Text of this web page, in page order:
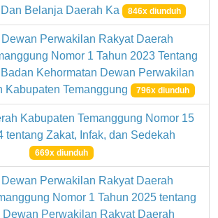
Belanja Daerah Ka
846x diunduh
Dewan Perwakilan Rakyat Daerah
Nomor 1 Tahun 2023 Tentang
Kehormatan Dewan Perwakilan
Kabupaten Temanggung 796x diunduh
Kabupaten Temanggung Nomor 15
tentang Zakat, Infak, dan Sedekah
669x diunduh
Dewan Perwakilan Rakyat Daerah
Nomor 1 Tahun 2025 tentang
Dewan Perwakilan Rakyat Daerah